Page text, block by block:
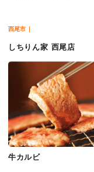
西尾市
しちりん家 西尾店
牛カルビ